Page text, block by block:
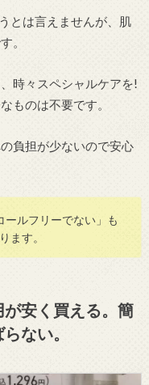
とは言えませんが、肌
。
時々スペシャルケアを!
ものは不要です。
負担が少ないので安心
ールフリーでない」も
ます。
安く買える。簡
ない。